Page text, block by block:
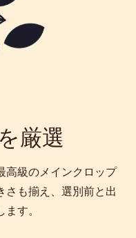
厳選
高級のメインクロップ
さも揃え、選別前と出
す。